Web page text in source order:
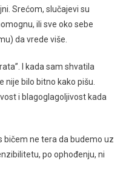
Srećom, slučajevi su
ili sve oko sebe
da vrede više.
I kada sam shvatila
nije bilo bitno kako pišu.
i blagoglagoljivost kada
bičem ne tera da budemo uz
po ophođenju, ni